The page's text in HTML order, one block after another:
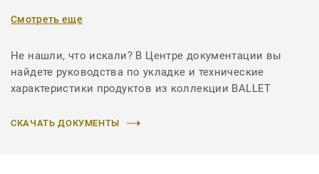
Смотреть еще
Не нашли, что искали? В Центре документации вы
найдете руководства по укладке и технические
характеристики продуктов из коллекции BALLET
СКАЧАТЬ ДОКУМЕНТЫ